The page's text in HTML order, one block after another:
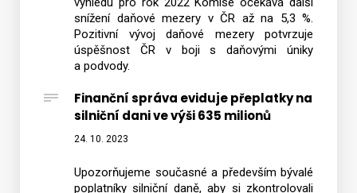
snížení daňové mezery v ČR až na 5,3 %.
Pozitivní vývoj daňové mezery potvrzuje
úspěšnost ČR v boji s daňovými úniky
a podvody.
Finanční správa eviduje přeplatky na
silniční dani ve výši 635 milionů
24. 10. 2023
Upozorňujeme současné a především bývalé
poplatníky silniční daně, aby si zkontrolovali